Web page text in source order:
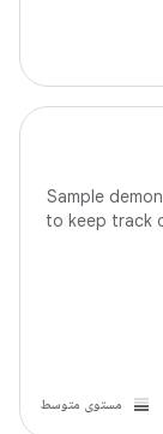
Sample
to keep track
مستوى متوسط